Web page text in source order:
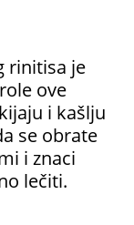
rinitisa je
ove
i kašlju
se obrate
i znaci
lečiti.